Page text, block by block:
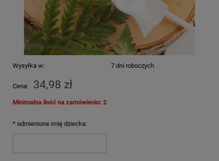
Wysyłka w: 7 dni roboczych
Cena: 34,98 zł
Minimalna ilość na zamówieniu: 2
* odmienione imię dziecka: